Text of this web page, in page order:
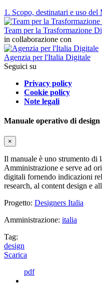
1. Scopo, destinatari e uso
Team per la Trasformazione
in collaborazione con
Agenzia per l'Italia Digitale
Seguici su
Privacy policy
Cookie policy
Note legali
Manuale operativo di design
×
Il manuale è uno strumento di
Amministrazione e serve ad
digitali fornendo indicazioni
research, al content design e
Progetto: Designers Italia
Amministrazione: italia
Tag:
design
Scarica
pdf